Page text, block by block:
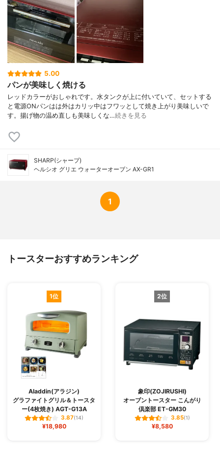
5.00
パンが美味しく焼ける
レッドカラーがおしゃれです。水タンクが上に付いていて、セットする
と電源ONパンはは外はカリッ中はフワッとして焼き上がり美味しいで
す。揚げ物の温め直しも美味しくな…続きを見る
SHARP(シャープ)
ヘルシオ グリエ ウォーターオーブン AX-GR1
1
トースターおすすめランキング
1位
Aladdin(アラジン)
グラファイトグリル＆トースタ
ー(4枚焼き) AGT-G13A
3.87(14)
¥18,980
2位
象印(ZOJIRUSHI)
オーブントースター こんがり
倶楽部 ET-GM30
3.85(1)
¥8,580